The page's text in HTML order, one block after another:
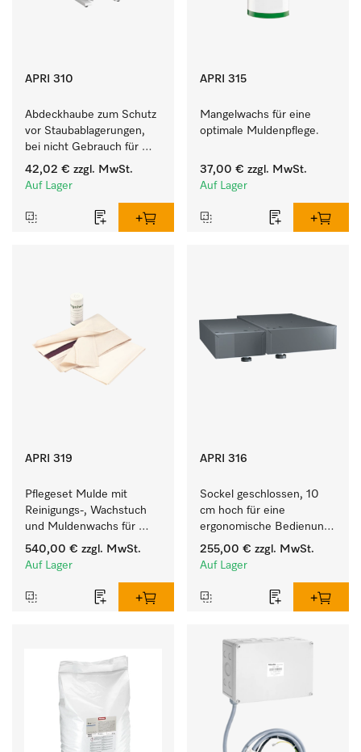
APRI 310
Abdeckhaube zum Schutz
vor Staubablagerungen,
bei nicht Gebrauch für
HM 16-80.
42,02 € zzgl. MwSt.
Auf Lager
APRI 315
Mangelwachs für eine
optimale Muldenpflege.
37,00 € zzgl. MwSt.
Auf Lager
APRI 319
Pflegeset Mulde mit
Reinigungs-, Wachstuch
und Muldenwachs für
eine optimale
Muldenpflege.
540,00 € zzgl. MwSt.
Auf Lager
APRI 316
Sockel geschlossen, 10
cm hoch für eine
ergonomische Bedienung
der Mangel.
255,00 € zzgl. MwSt.
Auf Lager